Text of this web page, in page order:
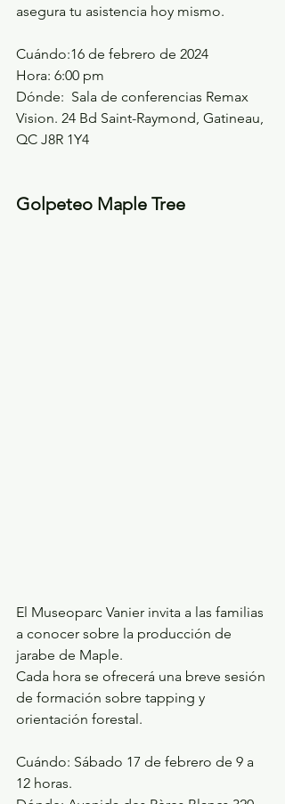
asegura tu asistencia hoy mismo.
Cuándo:16 de febrero de 2024⁣
Hora: 6:00 pm⁣
Dónde: Sala de conferencias Remax
Vision. 24 Bd Saint-Raymond, Gatineau,
QC J8R 1Y4⁣
Golpeteo Maple Tree
El Museoparc Vanier invita a las familias
a conocer sobre la producción de
jarabe de Maple.
Cada hora se ofrecerá una breve sesión
de formación sobre tapping y
orientación forestal.
Cuándo: Sábado 17 de febrero de 9 a
12 horas.